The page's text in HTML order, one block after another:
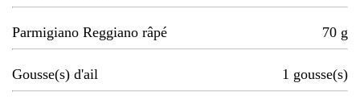
Parmigiano Reggiano râpé 70 g
Gousse(s) d'ail 1 gousse(s)